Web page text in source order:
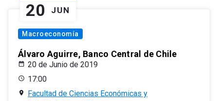
20 JUN
Macroeconomía
Álvaro Aguirre, Banco Central de Chile
20 de Junio de 2019
17:00
Facultad de Ciencias Económicas y